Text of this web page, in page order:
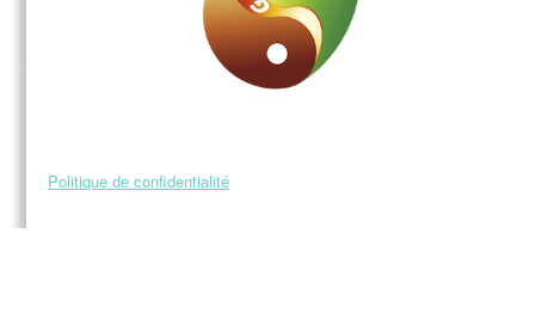
Politique de confidentialité